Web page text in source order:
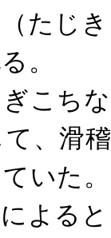
たじ
。
こち
、滑
いた。
よる